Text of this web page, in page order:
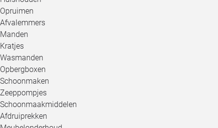
Opruimen
Afvalemmers
Manden
Kratjes
Wasmanden
Opbergboxen
Schoonmaken
Zeeppompjes
Schoonmaakmiddelen
Afdruiprekken